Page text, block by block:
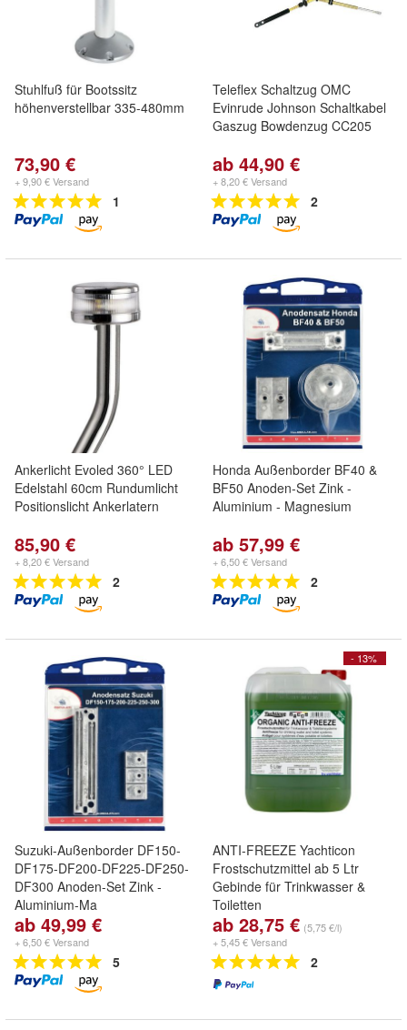
Stuhlfuß für Bootssitz
höhenverstellbar 335-480mm
73,90 €
+ 9,90 € Versand
1
Teleflex Schaltzug OMC
Evinrude Johnson Schaltkabel
Gaszug Bowdenzug CC205
ab 44,90 €
+ 8,20 € Versand
2
Ankerlicht Evoled 360° LED
Edelstahl 60cm Rundumlicht
Positionslicht Ankerlatern
85,90 €
+ 8,20 € Versand
2
Honda Außenborder BF40 &
BF50 Anoden-Set Zink -
Aluminium - Magnesium
ab 57,99 €
+ 6,50 € Versand
2
Suzuki-Außenborder DF150-
DF175-DF200-DF225-DF250-
DF300 Anoden-Set Zink -
Aluminium-Ma
ab 49,99 €
+ 6,50 € Versand
5
- 13%
ANTI-FREEZE Yachticon
Frostschutzmittel ab 5 Ltr
Gebinde für Trinkwasser &
Toiletten
ab 28,75 € (5,75 €/l)
+ 5,45 € Versand
2